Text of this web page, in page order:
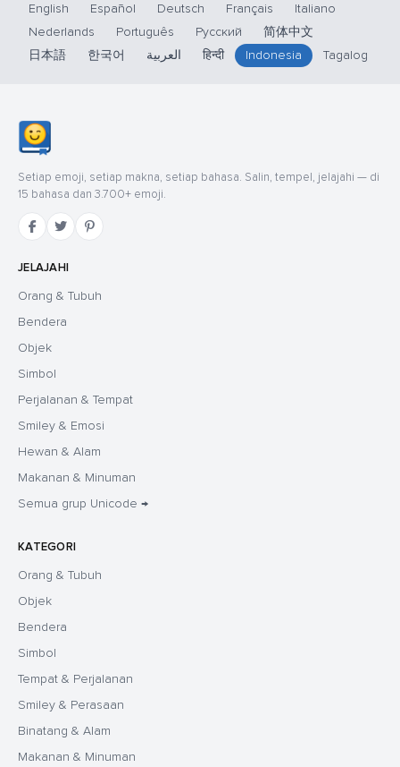
English Español Deutsch Français
Italiano
Nederlands
Português Русский
简体中文
日本語
한국어 العربية हिन्दी Indonesia Tagalog
Setiap emoji, setiap makna, setiap bahasa. Salin, tempel, jelajahi — di
15 bahasa dan 3.700+ emoji.
JELAJAHI
Orang & Tubuh
Bendera
Objek
Simbol
Perjalanan & Tempat
Smiley & Emosi
Hewan & Alam
Makanan & Minuman
Semua grup Unicode →
KATEGORI
Orang & Tubuh
Objek
Bendera
Simbol
Tempat & Perjalanan
Smiley & Perasaan
Binatang & Alam
Makanan & Minuman